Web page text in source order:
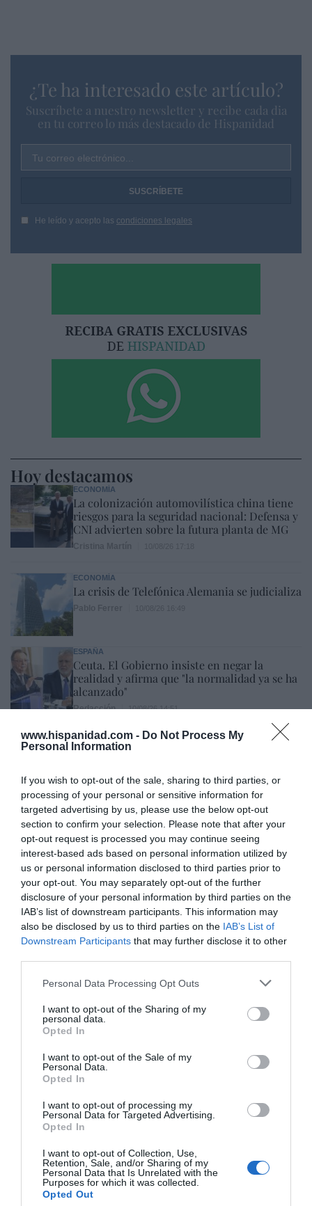
www.hispanidad.com - Do Not Process My
Personal Information
If you wish to opt-out of the sale, sharing to third parties, or
processing of your personal or sensitive information for
targeted advertising by us, please use the below opt-out
section to confirm your selection. Please note that after your
opt-out request is processed you may continue seeing
interest-based ads based on personal information utilized by
us or personal information disclosed to third parties prior to
your opt-out. You may separately opt-out of the further
disclosure of your personal information by third parties on the
IAB’s list of downstream participants. This information may
also be disclosed by us to third parties on the IAB’s List of
Downstream Participants that may further disclose it to other
Personal Data Processing Opt Outs
I want to opt-out of the Sharing of my
personal data.
Opted In
I want to opt-out of the Sale of my
Personal Data.
Opted In
I want to opt-out of processing my
Personal Data for Targeted Advertising.
Opted In
I want to opt-out of Collection, Use,
Retention, Sale, and/or Sharing of my
Personal Data that Is Unrelated with the
Purposes for which it was collected.
Opted Out
¿Te ha interesado este artículo?
Suscríbete a nuestro newsletter y recibe cada dia
en tu correo lo más destacado de Hispanidad
Tu correo electrónico...
He leído y acepto las condiciones legales
Hoy destacamos
ECONOMÍA
La colonización automovilística china tiene
riesgos para la seguridad nacional: Defensa y
CNI advierten sobre la futura planta de MG
ECONOMÍA
La crisis de Telefónica Alemania se judicializa
ESPAÑA
Ceuta. El Gobierno insiste en negar la
realidad y afirma que "la normalidad ya se ha
alcanzado"
Redacción 10/08/26 14:51
SOCIEDAD
La cordura avanza en EEUU: impone una
que dejará de realizar cambios de sexo a
menores
Cristina Martín 10/08/26 16:08
ESPAÑA
Encuestas. El PSOE aguanta por encima de
los 100 escaños a pesar de la invasión de
Ceuta
José Ángel Gutiérrez 10/08/26 11:02
Marcelo Gullo: “El trabajo de desmitificar la
historia, de poner la verdadera, de
desmontar la falsificación, es un trabajo
cristiano"
por Hispanidad
Artículos anteriores
DIARIO DE LA CORRUPCIÓN SANCHISTA
Diario de la corrupción sanchista. Hazte
Oír se manifiesta delante de La Mareta:
“Pedro Sánchez es un criminal”
por Redacción
Artículos anteriores